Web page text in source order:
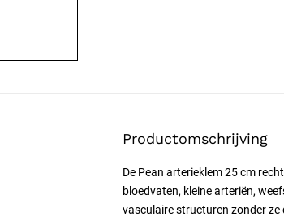
Productomschrijving
De Pean arterieklem 25 cm
bloedvaten, kleine arteriën,
vasculaire structuren zonder ze